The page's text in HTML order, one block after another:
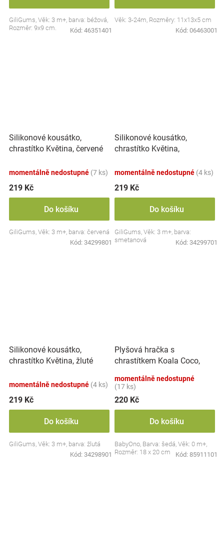
GiliGums, Věk: 3 m+, barva: béžová,
Rozměr: 9x9 cm.
Kód: 46351401
Věk: 3-24m, Rozměry: 11x13x5 cm
Kód: 06463001
Silikonové kousátko,
chrastítko Květina, červené
momentálně nedostupné (7 ks)
219 Kč
Do košíku
GiliGums, Věk: 3 m+, barva: červená
Kód: 34299801
Silikonové kousátko,
chrastítko Květina,
momentálně nedostupné (4 ks)
219 Kč
Do košíku
GiliGums, Věk: 3 m+, barva:
smetanová
Kód: 34299701
Silikonové kousátko,
chrastítko Květina, žluté
momentálně nedostupné (4 ks)
219 Kč
Do košíku
GiliGums, Věk: 3 m+, barva: žlutá
Kód: 34298901
Plyšová hračka s
chrastítkem Koala Coco,
momentálně nedostupné
(17 ks)
220 Kč
Do košíku
BabyOno, Barva: šedá, Věk: 0 m+,
Rozměr: 18 x 20 cm
Kód: 85911101